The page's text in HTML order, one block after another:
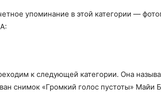
упоминание в этой категории —
к следующей категории. Она
снимок «Громкий голос пустоты» Майи